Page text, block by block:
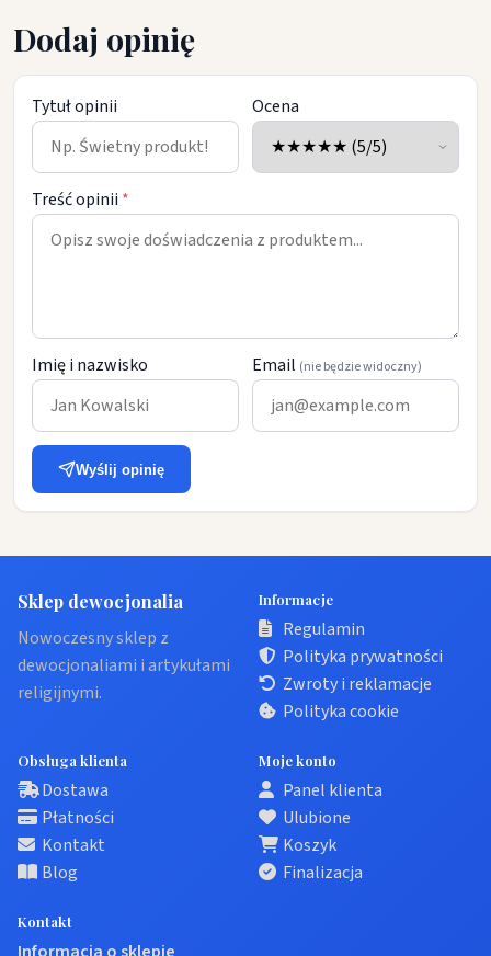
Dodaj opinię
Tytuł opinii Ocena
Treść opinii *
Imię i nazwisko Email (nie będzie widoczny)
Wyślij opinię
Sklep dewocjonalia
Nowoczesny sklep z
dewocjonaliami i artykułami
religijnymi.
Informacje
Regulamin
Polityka prywatności
Zwroty i reklamacje
Polityka cookie
Obsługa klienta
Dostawa
Płatności
Kontakt
Blog
Moje konto
Panel klienta
Ulubione
Koszyk
Finalizacja
Kontakt